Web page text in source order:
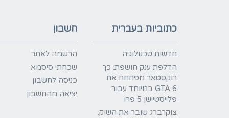
כתוביות בעברית
חדשות טכנולוגיה
הדלפת ענק חושפת: כך
רוקסטאר מפתחת את
GTA 6 במיוחד עבור
פלייסטיישן 5 פרו
צוקרברג שובר את השוק:
חשבון
הרשמה לאתר
שכחתי סיסמא
כניסה לחשבון
יציאה מהחשבון